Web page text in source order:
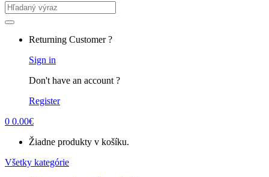
Search
for:
Returning Customer ?
Sign in
Don't have an account ?
Register
0 0.00€
Žiadne produkty v košíku.
Všetky kategórie